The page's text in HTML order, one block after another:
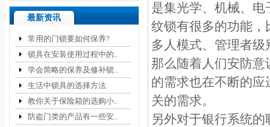
最新资讯
常用的门锁要如何保养?
锁具在安装使用过程中的..
学会简略的保养及修补锁..
生活中锁具的选择方法
教你关于保险箱的选购小..
防盗门类的产品有一些安..
是集光学、机械、
纹锁有很多的功能
多人模式、管理者
那么随着人们安防
的需求也在不断的
关的需求。
另外对于银行系统